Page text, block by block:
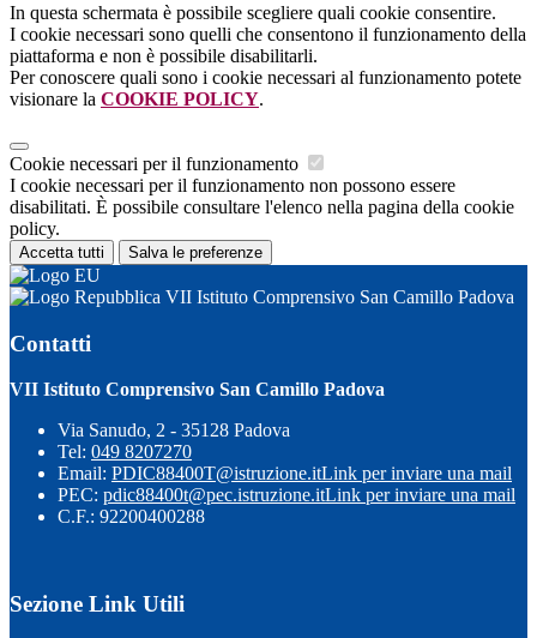
In questa schermata è possibile scegliere quali cookie consentire.
I cookie necessari sono quelli che consentono il funzionamento della
piattaforma e non è possibile disabilitarli.
Per conoscere quali sono i cookie necessari al funzionamento potete
visionare la COOKIE POLICY.
Cookie necessari per il funzionamento
I cookie necessari per il funzionamento non possono essere
disabilitati. È possibile consultare l'elenco nella pagina della cookie
policy.
Accetta tutti Salva le preferenze
VII Istituto Comprensivo San Camillo Padova
Contatti
VII Istituto Comprensivo San Camillo Padova
Via Sanudo, 2 - 35128 Padova
Tel: 049 8207270
Email: PDIC88400T@istruzione.itLink per inviare una mail
PEC: pdic88400t@pec.istruzione.itLink per inviare una mail
C.F.: 92200400288
Sezione Link Utili